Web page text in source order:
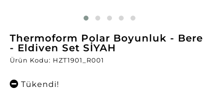
Thermoform Polar Boyunluk - Bere
- Eldiven Set SİYAH
Ürün Kodu: HZT1901_R001
Tükendi!